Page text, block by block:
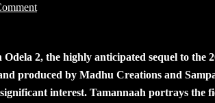
2, the highly anticipated sequel to the
produced by Madhu Creations and
interest. Tamannaah portrays the